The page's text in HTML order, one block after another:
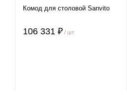
Комод для столовой Sanvito
106 331 ₽ / шт